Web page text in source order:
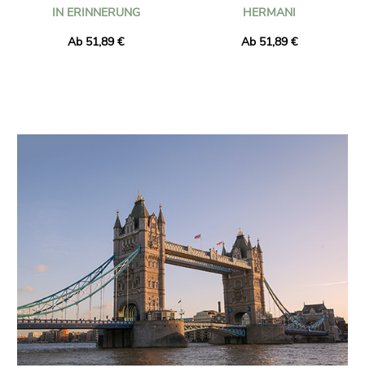
IN ERINNERUNG
Ab 51,89 €
HERMANI
Ab 51,89 €